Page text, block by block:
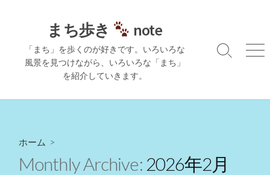
ス
まち歩き note
「まち」を歩くのが好きです。いろいろな
風景を見つけながら、いろいろな「まち」
を紹介していきます。
検
替
メ
ホーム >
Monthly Archive: 2026年2月